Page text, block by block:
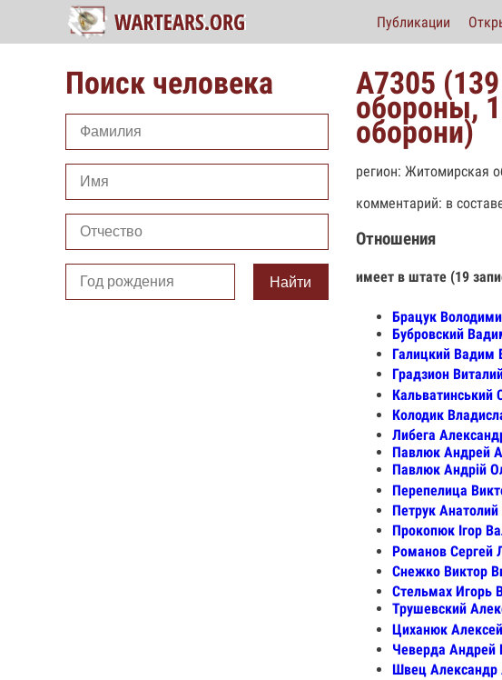
Публикации
Поиск человека
Найти
А7305
обороны,
оборони)
регион: Житомирская
комментарий: в
Отношения
имеет в штате (19
Брацук
Бубровский
Галицкий Вадим
Градзион
Кальватинський
Колодик
Либега
Павлюк Андрей
Павлюк Андрій
Перепелица
Петрук
Прокопюк Ігор
Романов Сергей
Снежко Виктор
Стельмах Игорь
Трушевский
Циханюк
Чеверда Андрей
Швец Александр